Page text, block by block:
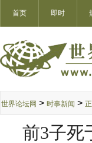
首页 即时
世界论坛网 > 时事新闻 >
前3子死